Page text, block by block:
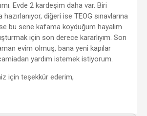
Evde 2 kardeşim daha var. Biri
hazırlanıyor, diğeri ise TEOG sınavlarına
bu sene kafama koyduğum hayalim
için son derece kararlıyım. Son
evim olmuş, bana yeni kapılar
yardım istemek istiyorum.
için teşekkür ederim,